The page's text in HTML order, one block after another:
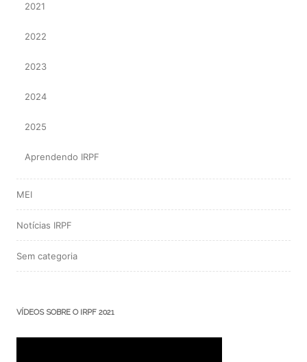
2021
2022
2023
2024
2025
Aprendendo IRPF
MEI
Notícias IRPF
Sem categoria
VÍDEOS SOBRE O IRPF 2021